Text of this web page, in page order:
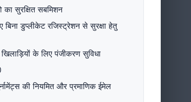
का सुरक्षित सबमिशन
बिना डुप्लीकेट रजिस्ट्रेशन से सुरक्षा हेतु
के लिए पंजीकरण सुविधा
की नियमित और प्रमाणिक ईमेल
*